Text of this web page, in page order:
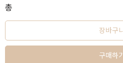
총
장바구
구매하